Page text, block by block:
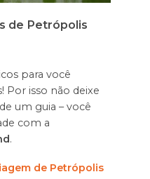
de Petrópolis
para você
isso não deixe
um guia – você
com a
.
de Petrópolis